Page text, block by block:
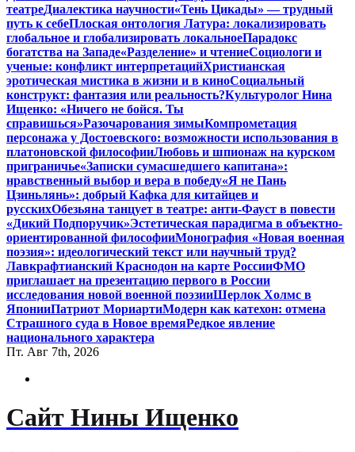
театреДиалектика научности«Тень Цикады» — трудный
путь к себеПлоская онтология Латура: локализировать
глобальное и глобализировать локальноеПарадокс
богатства на Западе«Разделение» и чтениеСоциологи и
ученые: конфликт интерпретацийХристианская
эротическая мистика в жизни и в киноСоциальный
конструкт: фантазия или реальность?Культуролог Нина
Ищенко: «Ничего не бойся. Ты
справишься»Разочарования зимыКомпрометация
персонажа у Достоевского: возможности использования в
платоновской философииЛюбовь и шпионаж на курском
приграничье«Записки сумасшедшего капитана»:
нравственный выбор и вера в победу«Я не Пань
Цзиньлянь»: добрый Кафка для китайцев и
русскихОбезьяна танцует в театре: анти-Фауст в повести
«Дикий Подпоручик»Эстетическая парадигма в объектно-
ориентированной философииМонография «Новая военная
поэзия»: идеологический текст или научный труд?
Лавкрафтианский Краснодон на карте РоссииФМО
приглашает на презентацию первого в России
исследования новой военной поэзииШерлок Холмс в
ЯпонииПатриот МориартиМодерн как катехон: отмена
Страшного суда в Новое времяРедкое явление
национального характера
Пт. Авг 7th, 2026
Сайт Нины Ищенко